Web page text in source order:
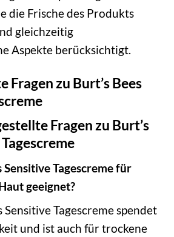
die Frische des Produkts
gleichzeitig
Aspekte berücksichtigt.
Fragen zu Burt’s Bees
Fragen zu Burt’s
Sensitive Tagescreme für
geeignet?
Sensitive Tagescreme spendet
und ist auch für trockene